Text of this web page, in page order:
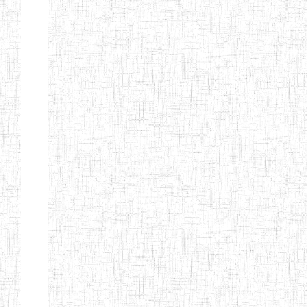
Etablissements
d'enseignement
secondaire
technique
et
professionnel
ESTP
Etablissements